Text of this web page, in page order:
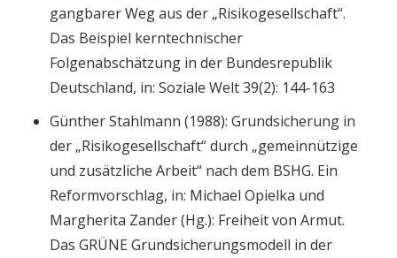
gangbarer Weg aus der „Risikogesellschaft“.
Das Beispiel kerntechnischer
Folgenabschätzung in der Bundesrepublik
Deutschland, in: Soziale Welt 39(2): 144-163
Günther Stahlmann (1988): Grundsicherung in
der „Risikogesellschaft“ durch „gemeinnützige
und zusätzliche Arbeit“ nach dem BSHG. Ein
Reformvorschlag, in: Michael Opielka und
Margherita Zander (Hg.): Freiheit von Armut.
Das GRÜNE Grundsicherungsmodell in der